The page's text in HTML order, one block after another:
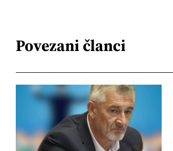
Povezani članci